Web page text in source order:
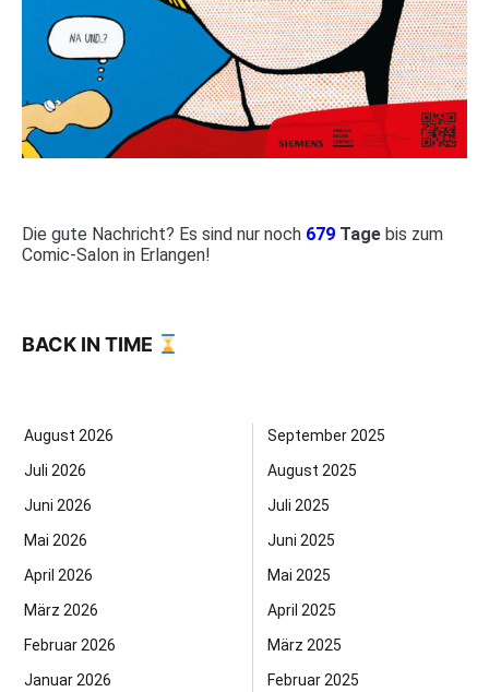
Die gute Nachricht? Es sind nur noch 679 Tage bis zum
Comic-Salon in Erlangen!
BACK IN TIME
August 2026
Juli 2026
Juni 2026
Mai 2026
April 2026
März 2026
Februar 2026
Januar 2026
September 2025
August 2025
Juli 2025
Juni 2025
Mai 2025
April 2025
März 2025
Februar 2025